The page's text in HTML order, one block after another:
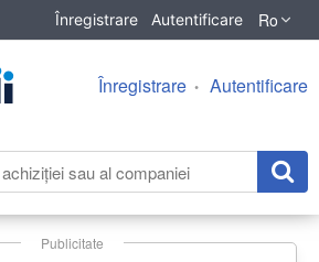
Înregistrare Autentificare Ro
Înregistrare Autentificare
Publicitate